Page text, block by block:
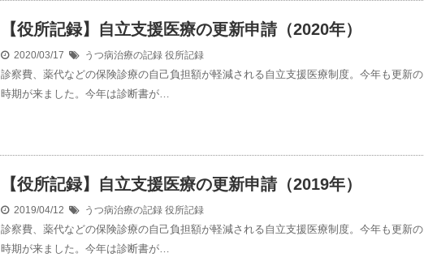
【役所記録】自立支援医療の更新申請（2020年）
2020/03/17 うつ病治療の記録 役所記録
診察費、薬代などの保険診療の自己負担額が軽減される自立支援医療制度。今年も更新の
時期が来ました。今年は診断書が…
【役所記録】自立支援医療の更新申請（2019年）
2019/04/12 うつ病治療の記録 役所記録
診察費、薬代などの保険診療の自己負担額が軽減される自立支援医療制度。今年も更新の
時期が来ました。今年は診断書が…